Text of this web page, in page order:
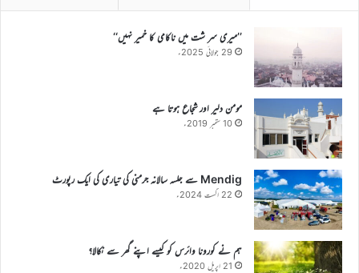
’’میری سر شت میں ناکامی کا خمیر نہیں‘‘
29 جولائی 2025ء
مومن دلیر اور شجاع ہوتا ہے
10 ستمبر 2019ء
Mendig سے جلسہ سالانہ جرمنی کی تیاری کی ایک رپورٹ
22 اگست 2024ء
ہم نے کورونا وائرس کو کیسے اپنے گھر سے نکالا؟
21 اپریل 2020ء